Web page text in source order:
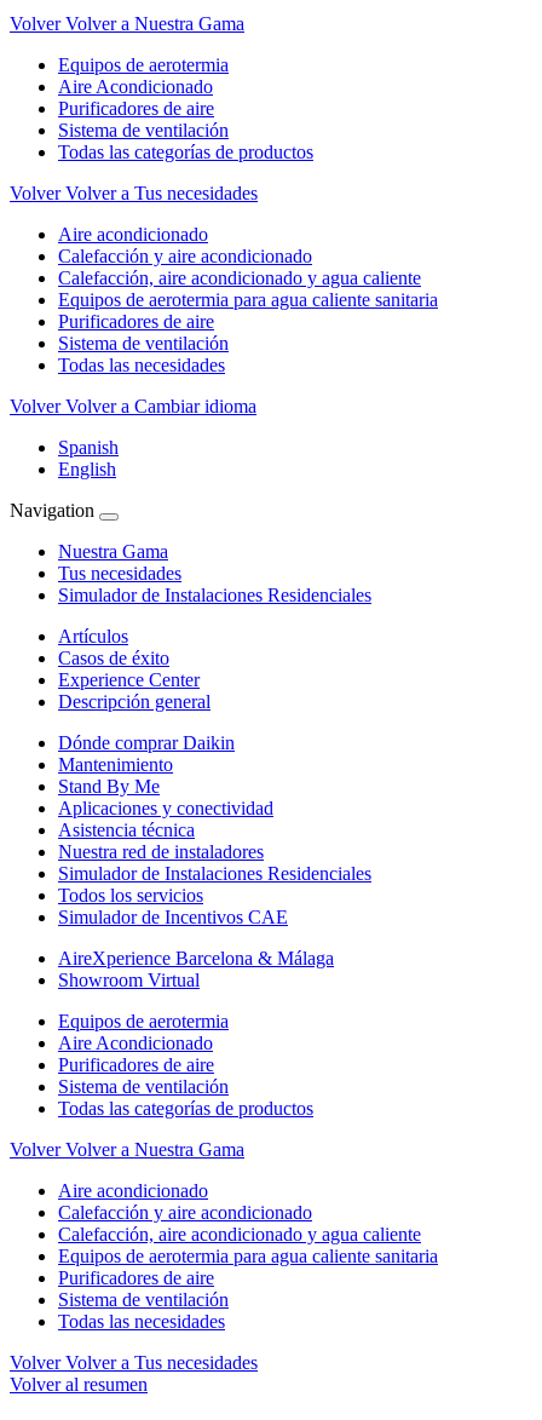
Volver Volver a Nuestra Gama
Equipos de aerotermia
Aire Acondicionado
Purificadores de aire
Sistema de ventilación
Todas las categorías de productos
Volver Volver a Tus necesidades
Aire acondicionado
Calefacción y aire acondicionado
Calefacción, aire acondicionado y agua caliente
Equipos de aerotermia para agua caliente sanitaria
Purificadores de aire
Sistema de ventilación
Todas las necesidades
Volver Volver a Cambiar idioma
Spanish
English
Navigation
Nuestra Gama
Tus necesidades
Simulador de Instalaciones Residenciales
Artículos
Casos de éxito
Experience Center
Descripción general
Dónde comprar Daikin
Mantenimiento
Stand By Me
Aplicaciones y conectividad
Asistencia técnica
Nuestra red de instaladores
Simulador de Instalaciones Residenciales
Todos los servicios
Simulador de Incentivos CAE
AireXperience Barcelona & Málaga
Showroom Virtual
Equipos de aerotermia
Aire Acondicionado
Purificadores de aire
Sistema de ventilación
Todas las categorías de productos
Volver Volver a Nuestra Gama
Aire acondicionado
Calefacción y aire acondicionado
Calefacción, aire acondicionado y agua caliente
Equipos de aerotermia para agua caliente sanitaria
Purificadores de aire
Sistema de ventilación
Todas las necesidades
Volver Volver a Tus necesidades
Volver al resumen